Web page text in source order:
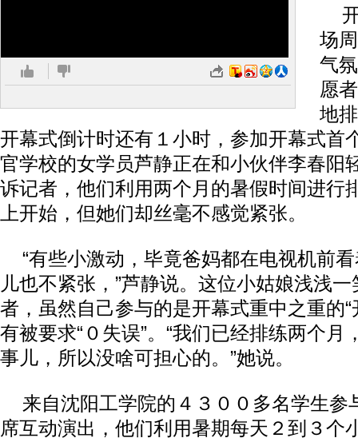
开
场
气
愿
地
开幕式倒计时还有１小时，参加开幕式首
官学校的女学员芦静正在和小伙伴李春阳
诉记者，他们利用两个月的暑假时间进行
上开始，但她们却丝毫不感觉紧张。
“有些小激动，毕竟爸妈都在电视机前
儿也不紧张，”芦静说。这位小姑娘浅浅
者，虽然自己参与的是开幕式重中之重的“
有被要求“０失误”。“我们已经排练两个月
事儿，所以没啥可担心的。”她说。
来自沈阳工学院的４３００多名学生参
席互动演出，他们利用暑期每天２到３个